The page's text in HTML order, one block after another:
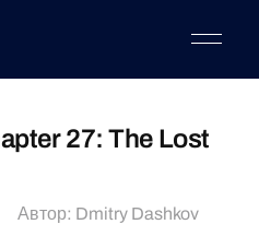
27: The Lost
Автор: Dmitry Dashkov